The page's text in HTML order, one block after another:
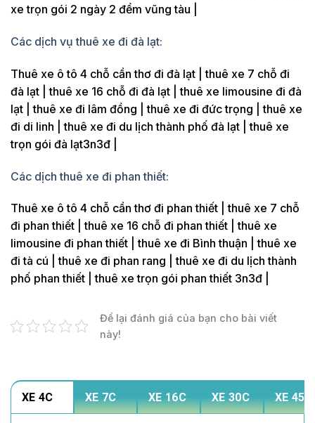
xe trọn gói 2 ngày 2 đểm vũng tàu |
Các dịch vụ thuê xe đi đà lạt:
Thuê xe ô tô 4 chỗ cần thơ đi đà lạt | thuê xe 7 chỗ đi
đà lạt | thuê xe 16 chỗ đi đà lạt | thuê xe limousine đi đà
lạt | thuê xe đi lâm đồng | thuê xe đi đức trọng | thuê xe
đi di linh | thuê xe đi du lịch thành phố đà lạt | thuê xe
trọn gói đà lạt3n3đ |
Các dịch thuê xe đi phan thiết:
Thuê xe ô tô 4 chỗ cần thơ đi phan thiết | thuê xe 7 chỗ
đi phan thiết | thuê xe 16 chỗ đi phan thiết | thuê xe
limousine đi phan thiết | thuê xe đi Bình thuận | thuê xe
đi tà cú | thuê xe đi phan rang | thuê xe đi du lịch thành
phố phan thiết | thuê xe trọn gói phan thiết 3n3đ |
Để lại đánh giá của bạn cho bài viết
này!
XE 4C XE 7C XE 16C XE 30C XE 45C